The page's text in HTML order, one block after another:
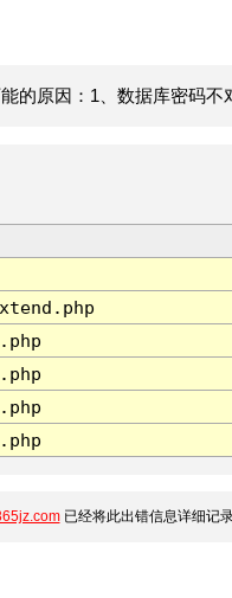
的原因：1、数据库密码不
已经将此出错信息详细记